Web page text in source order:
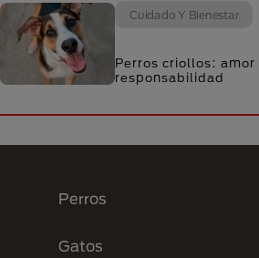
Cuidado Y Bienestar
Perros criollos: amor
responsabilidad
Perros
Gatos